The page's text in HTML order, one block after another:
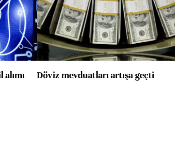
alımı
Döviz mevduatları artışa geçti